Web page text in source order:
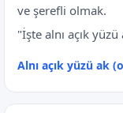
ve şerefli olmak.
"İşte alnı açık
Alnı açık yüzü ak